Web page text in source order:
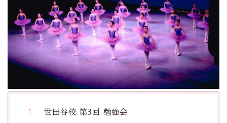
世田谷校 第3回 勉強会